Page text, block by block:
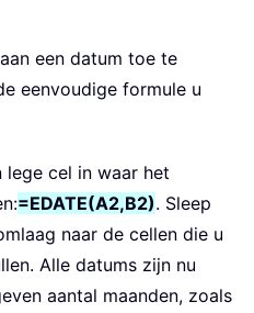
een datum toe te
eenvoudige formule u
lege cel in waar het
=EDATE(A2,B2). Sleep
naar de cellen die u
Alle datums zijn nu
aantal maanden, zoals